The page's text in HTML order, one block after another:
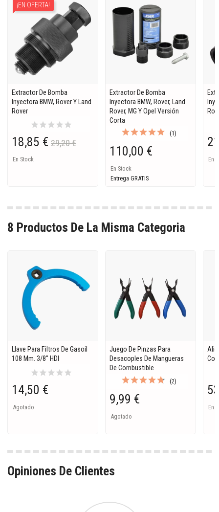
Extractor De Bomba
Inyectora BMW, Rover Y Land
Rover
starstarstarstarstar
18,85 € 29,20 €
En Stock
¡EN OFERTA!
Extractor De Bomba
Inyectora BMW, Rover, Land
Rover, MG Y Opel Versión
Corta
(1)
110,00 €
En Stock
Entrega GRATIS
En
8 Productos De La Misma Categoria
Llave Para Filtros De Gasoil
108 Mm. 3/8" HDI
starstarstarstarstar
14,50 €
Agotado
Juego De Pinzas Para
Desacoples De Mangueras
De Combustible
(2)
9,99 €
Agotado
En
Opiniones De Clientes